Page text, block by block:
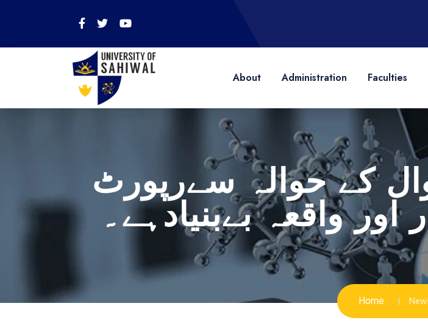
About Administration Faculties
کے حوالہ سےرپورٹ
واقعہ بےبنیادہے۔
Home